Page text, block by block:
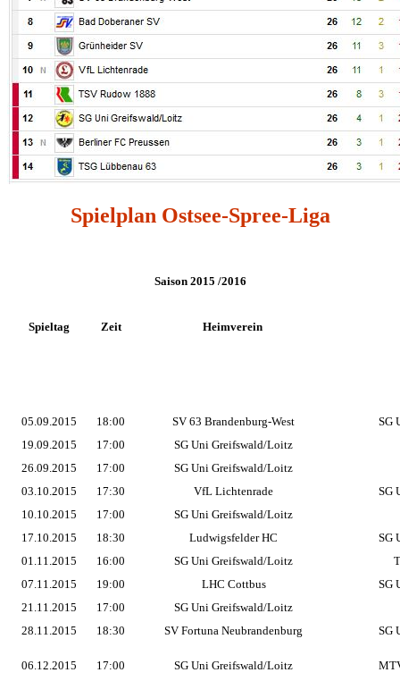
Spielplan Ostsee-Spree-Liga
Saison 2015 /2016
Spieltag Zeit Heimverein
05.09.2015 18:00 SV 63 Brandenburg-West
SG
19.09.2015
17:00
SG Uni Greifswald/Loitz
26.09.2015
17:00
SG Uni Greifswald/Loitz
03.10.2015
17:30 VfL Lichtenrade
SG
10.10.2015
17:00
SG Uni Greifswald/Loitz
17.10.2015
18:30 Ludwigsfelder HC
SG
01.11.2015
16:00 SG Uni Greifswald/Loitz
07.11.2015
19:00 LHC Cottbus
SG
21.11.2015
17:00
SG Uni Greifswald/Loitz
28.11.2015
18:30 SV Fortuna Neubrandenburg SG
06.12.2015 17:00 SG Uni Greifswald/Loitz